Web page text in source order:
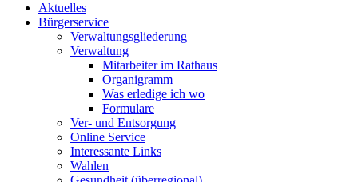
Aktuelles
Bürgerservice
Verwaltungsgliederung
Verwaltung
Mitarbeiter im Rathaus
Organigramm
Was erledige ich wo
Formulare
Ver- und Entsorgung
Online Service
Interessante Links
Wahlen